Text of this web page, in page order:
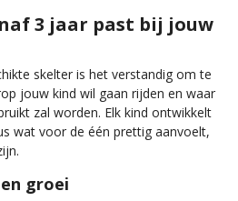
3 jaar past bij jouw
skelter is het verstandig om te
jouw kind wil gaan rijden en waar
zal worden. Elk kind ontwikkelt
wat voor de één prettig aanvoelt,
groei